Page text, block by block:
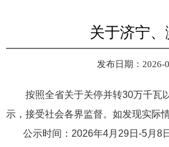
关于济宁
发布日期：2026-
按照全省关于关停并转30万千瓦
示，接受社会各界监督。如发现实际
公示时间：2026年4月29日-5月8日